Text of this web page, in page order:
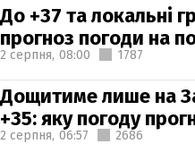
До +37 та локальні
прогноз погоди на
2 серпня, 08:00 1787
Дощитиме лише на
+35: яку погоду
2 серпня, 06:57 2686